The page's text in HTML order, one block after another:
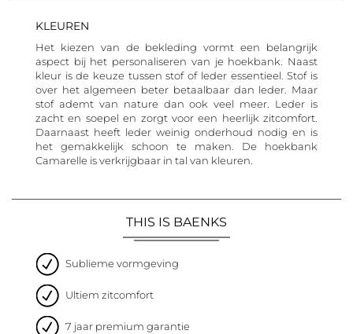
KLEUREN
Het kiezen van de bekleding vormt een belangrijk
aspect bij het personaliseren van je hoekbank. Naast
kleur is de keuze tussen stof of leder essentieel. Stof is
over het algemeen beter betaalbaar dan leder. Maar
stof ademt van nature dan ook veel meer. Leder is
zacht en soepel en zorgt voor een heerlijk zitcomfort.
Daarnaast heeft leder weinig onderhoud nodig en is
het gemakkelijk schoon te maken. De hoekbank
Camarelle is verkrijgbaar in tal van kleuren.
THIS IS BAENKS
Sublieme vormgeving
Ultiem zitcomfort
7 jaar premium garantie